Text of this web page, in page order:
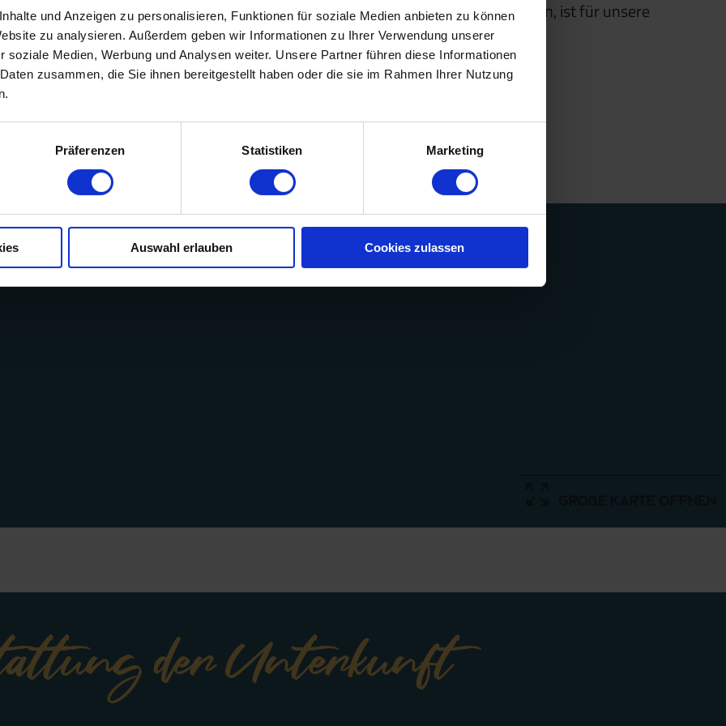
und Anzeigen zu personalisieren, Funktionen für soziale Medien anbieten zu können
zu analysieren. Außerdem geben wir Informationen zu Ihrer Verwendung unserer
soziale Medien, Werbung und Analysen weiter. Unsere Partner führen diese Informationen
zusammen, die Sie ihnen bereitgestellt haben oder die sie im Rahmen Ihrer Nutzung
Präferenzen Statistiken Marketing
Auswahl erlauben Cookies zulassen
"Eilun Fit" in Norddorf, mit großem Saunabereich und vielen attraktiven Kursen, ist für unsere
der Unterkunft